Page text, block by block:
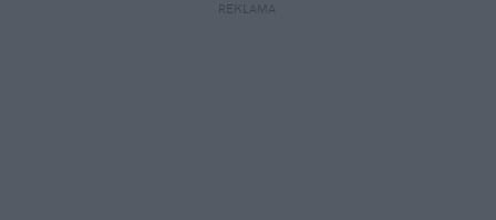
REKLAMA